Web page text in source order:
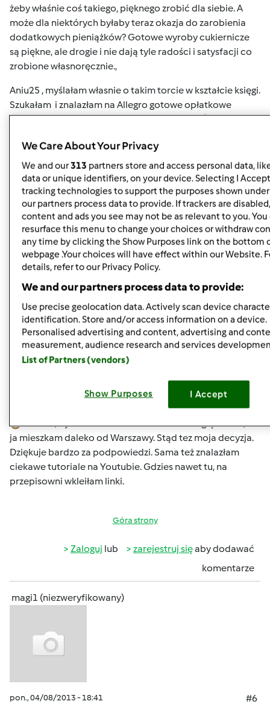
żeby właśnie coś takiego, pięknego zrobić dla siebie. A
może dla niektórych byłaby teraz okazja do zarobienia
dodatkowych pieniążków? Gotowe wyroby cukiernicze
są piękne, ale drogie i nie dają tyle radości i satysfacji co
zrobione własnoręcznie.,
Aniu25 , myślałam własnie o takim torcie w kształcie księgi.
Szukałam i znalazłam na Allegro gotowe opłatkowe
dekoracje z modlitwą i motywami I Komunii Św. Wydaje
zrobi mi ciasto biszkoptowe i kremy, a ja to połączę i na
krem położę opłatkową dekorację. Tak juz to sobie
zaplanowałam. Co mi wyjdzie? Zrobię próbę i podzielę się
z Wami komentarzem.
Góra strony
Zalogujlub zarejestruj sięaby dodawać
gabi49 Dołączył : 29.04.2011
#5
Aniu25 , byłam na stronce "tortowni". Pooglądałam , ale
ja mieszkam daleko od Warszawy. Stąd tez moja decyzja.
Dziękuje bardzo za podpowiedzi. Sama też znalazłam
ciekawe tutoriale na Youtubie. Gdzies nawet tu, na
przepisowni wkleiłam linki.
Góra strony
Zaloguj lub zarejestruj sięaby dodawać
komentarze
magi1 (niezweryfikowany)
pon., 04/08/2013 - 18:41 #6
We Care About Your Privacy
We and our313 partners store and access personal data,
data or unique identifiers, on your device. Selecting I
tracking technologies to support the purposes shown
our partners process data to provide. If trackers are
content and ads you see may not be as relevant to you. You
resurface this menu to change your choices or withdraw
any time by clicking the Show Purposes link on the bottom
webpage .Your choices will have effect within our Website.
details, refer to our Privacy Policy.
We and our partners process data to provide:
Use precise geolocation data. Actively scan device
identification. Store and/or access information on a device.
Personalised advertising and content, advertising and
measurement, audience research and services
List of Partners (vendors)
Show Purposes I Accept